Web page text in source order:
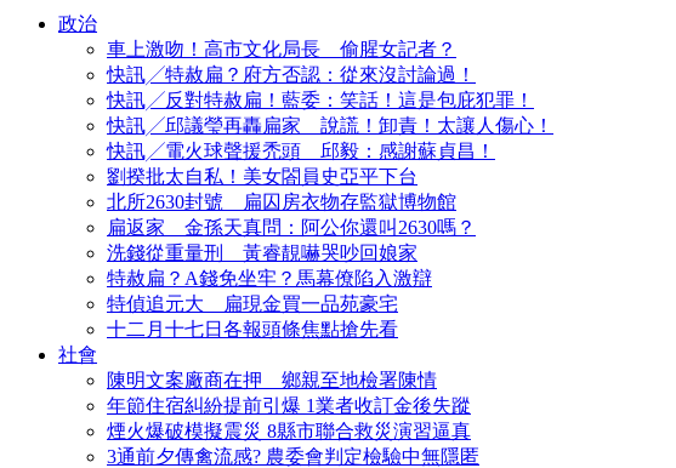
政治
車上激吻！高市文化局長 偷腥女記者？
快訊╱特赦扁？府方否認：從來沒討論過！
快訊╱反對特赦扁！藍委：笑話！這是包庇犯罪！
快訊╱邱議瑩再轟扁家 說謊！卸責！太讓人傷心！
快訊╱電火球聲援禿頭 邱毅：感謝蘇貞昌！
劉揆批太自私！美女閤員史亞平下台
北所2630封號 扁囚房衣物存監獄博物館
扁返家 金孫天真問：阿公你還叫2630嗎？
洗錢從重量刑 黃睿靚嚇哭吵回娘家
特赦扁？A錢免坐牢？馬幕僚陷入激辯
特偵追元大 扁現金買一品苑豪宅
十二月十七日各報頭條焦點搶先看
社會
陳明文案廠商在押 鄉親至地檢署陳情
年節住宿糾紛提前引爆 1業者收訂金後失蹤
煙火爆破模擬震災 8縣市聯合救災演習逼真
3通前夕傳禽流感? 農委會判定檢驗中無隱匿